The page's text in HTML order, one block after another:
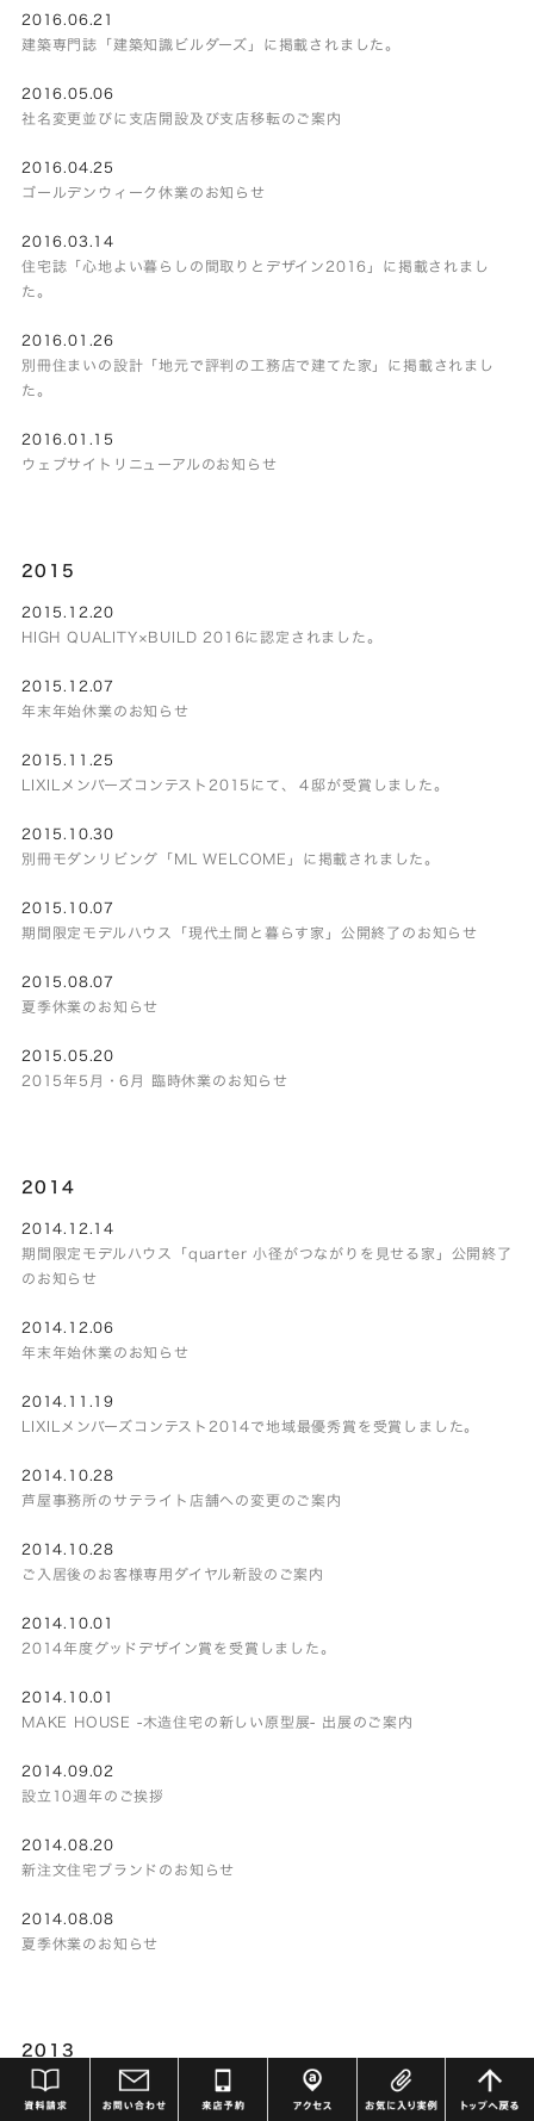
2016.06.21
建築専門誌「建築知識ビルダーズ」に掲載されました。
2016.05.06
社名変更並びに支店開設及び支店移転のご案内
2016.04.25
ゴールデンウィーク休業のお知らせ
2016.03.14
住宅誌「心地よい暮らしの間取りとデザイン2016」に掲載されまし
た。
2016.01.26
別冊住まいの設計「地元で評判の工務店で建てた家」に掲載されまし
た。
2016.01.15
ウェブサイトリニューアルのお知らせ
2015
2015.12.20
HIGH QUALITY×BUILD 2016に認定されました。
2015.12.07
年末年始休業のお知らせ
2015.11.25
LIXILメンバーズコンテスト2015にて、４邸が受賞しました。
2015.10.30
別冊モダンリビング「ML WELCOME」に掲載されました。
2015.10.07
期間限定モデルハウス「現代土間と暮らす家」公開終了のお知らせ
2015.08.07
夏季休業のお知らせ
2015.05.20
2015年5月・6月 臨時休業のお知らせ
2014
2014.12.14
期間限定モデルハウス「quarter 小径がつながりを見せる家」公開終了
のお知らせ
2014.12.06
年末年始休業のお知らせ
2014.11.19
LIXILメンバーズコンテスト2014で地域最優秀賞を受賞しました。
2014.10.28
芦屋事務所のサテライト店舗への変更のご案内
2014.10.28
ご入居後のお客様専用ダイヤル新設のご案内
2014.10.01
2014年度グッドデザイン賞を受賞しました。
2014.10.01
MAKE HOUSE -木造住宅の新しい原型展- 出展のご案内
2014.09.02
設立10週年のご挨拶
2014.08.20
新注文住宅ブランドのお知らせ
2014.08.08
夏季休業のお知らせ
2013
2013.12.05